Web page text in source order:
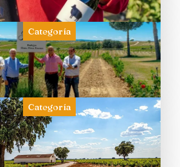
Categoría
Categoría